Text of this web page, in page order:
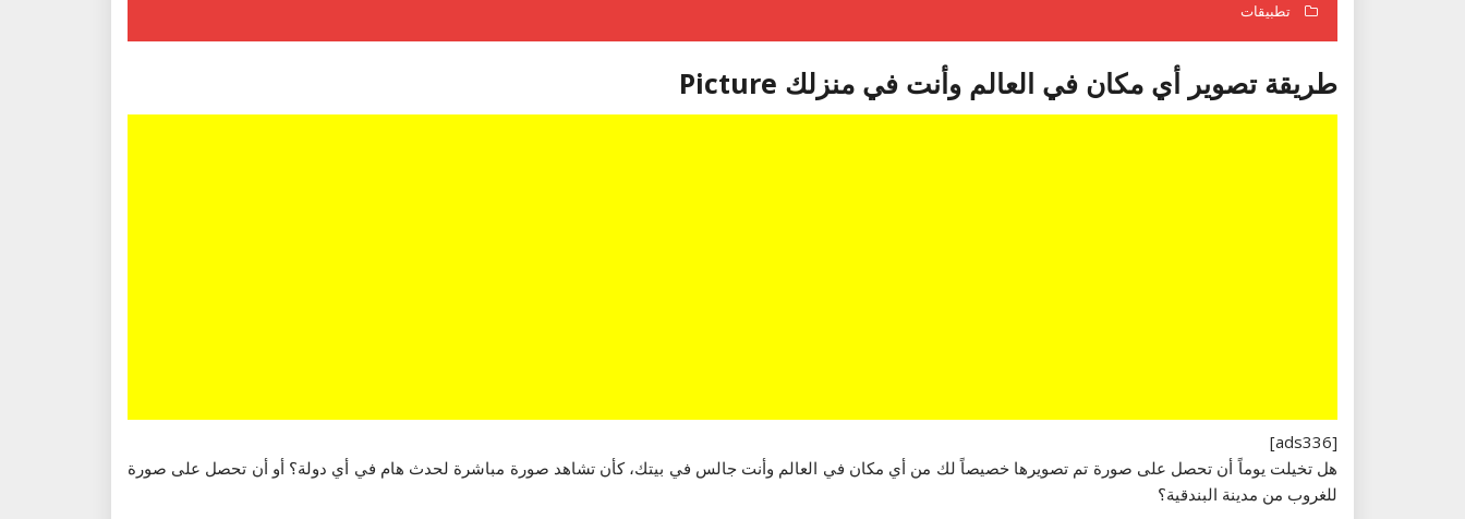
تطبيقات
طريقة تصوير أي مكان في العالم وأنت في منزلك Picture
[ads336]
هل تخيلت يوماً أن تحصل على صورة تم تصويرها خصيصاً لك من أي مكان في العالم وأنت جالس في بيتك، كأن تشاهد صورة مباشرة لحدث هام في أي دولة؟ أو أن تحصل على صورة
للغروب من مدينة البندقية؟